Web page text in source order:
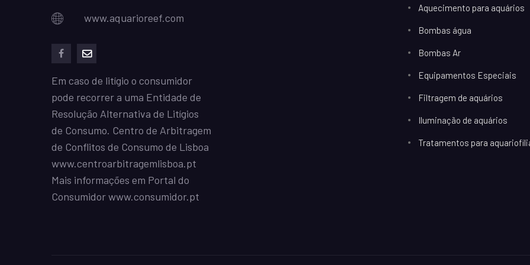
www.aquarioreef.com
Em caso de litígio o consumidor
pode recorrer a uma Entidade de
Resolução Alternativa de Litígios
de Consumo. Centro de Arbitragem
de Conflitos de Consumo de Lisboa
www.centroarbitragemlisboa.pt
Mais informações em Portal do
Consumidorwww.consumidor.pt
Aquecimento para aquários
Bombas água
Bombas Ar
Equipamentos Especiais
Filtragem de aquários
Iluminação de aquários
Tratamentos para